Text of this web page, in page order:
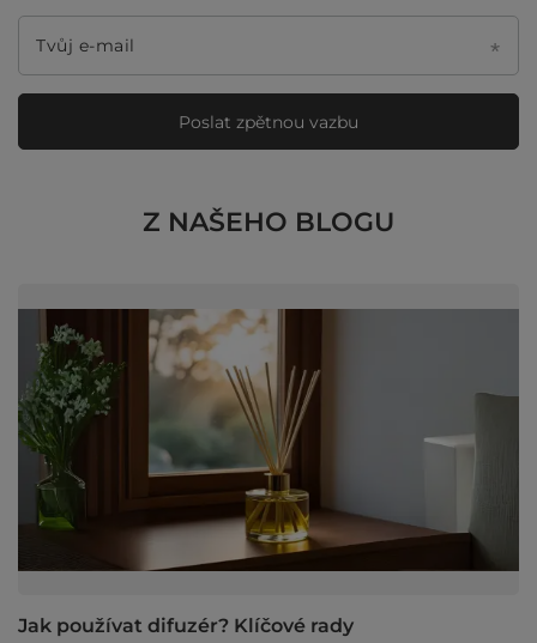
Tvůj e-mail
Poslat zpětnou vazbu
Z NAŠEHO BLOGU
Jak používat difuzér? Klíčové rady